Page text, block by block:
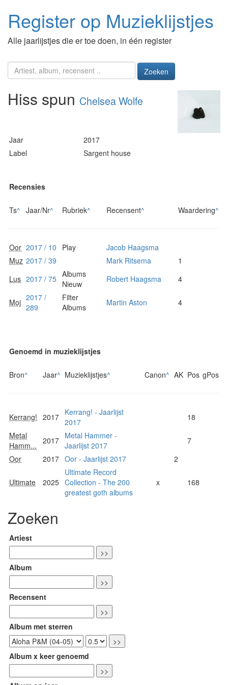
Register op Muzieklijstjes
Alle jaarlijstjes die er toe doen, in één register
Zoeken
Hiss spun Chelsea Wolfe
Jaar
2017
Label
Sargent house
Recensies
Ts^ Jaar/Nr^ Rubriek^ Recensent^ Waardering^
Oor 2017 / 10 Play
Jacob Haagsma
Muz 2017 / 39 Mark Ritsema
1
Lus 2017 / 75 Albums
Nieuw
Robert Haagsma 4
Moj 2017 /
289
Filter
Albums
Martin Aston 4
Genoemd in muzieklijstjes
Bron^ Jaar^ Muzieklijstjes^ Canon^ AK Pos gPos
Kerrang! 2017 Kerrang! - Jaarlijst
2017
18
Metal
Hamm...
2017 Metal Hammer -
Jaarlijst 2017
7
Oor
2017 Oor - Jaarlijst 2017 2
Ultimate 2025
Ultimate Record
Collection - The 200
greatest goth albums
x 168
Zoeken
Artiest
Album
Recensent
Album met sterren
Album x keer genoemd